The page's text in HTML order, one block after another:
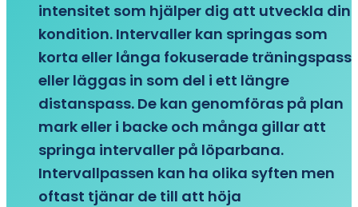
intensitet som hjälper dig att utveckla din
kondition. Intervaller kan springas som
korta eller långa fokuserade träningspass
eller läggas in som del i ett längre
distanspass. De kan genomföras på plan
mark eller i backe och många gillar att
springa intervaller på löparbana.
Intervallpassen kan ha olika syften men
oftast tjänar de till att höja